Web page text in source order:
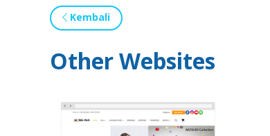
Kembali
Other Websites